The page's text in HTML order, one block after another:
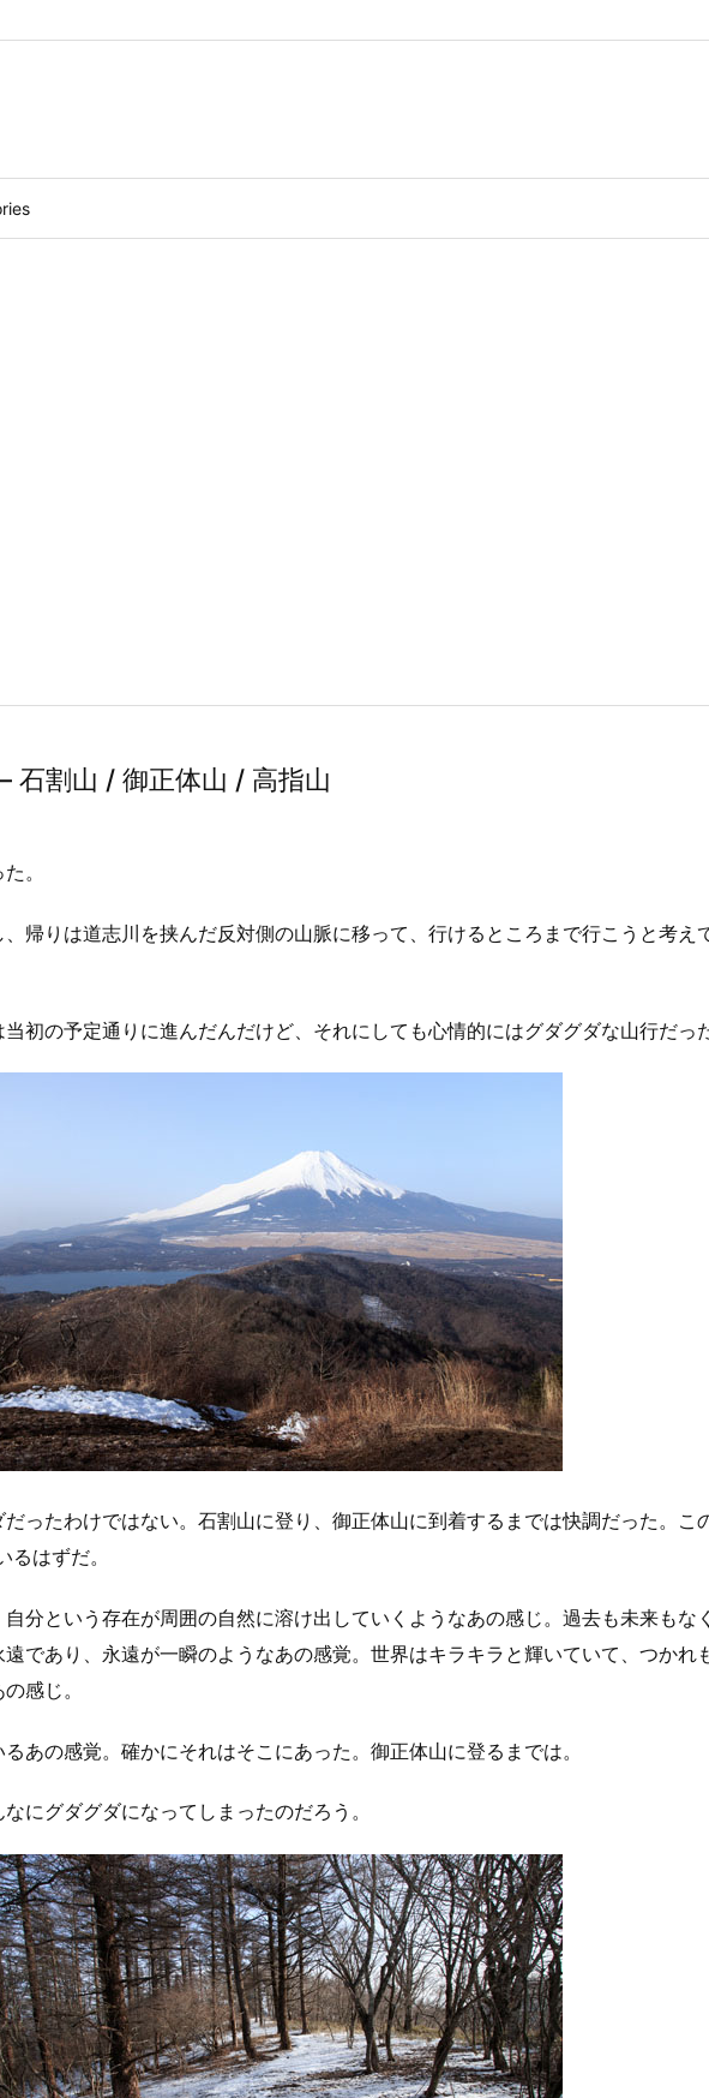
石割山 / 御正体山 / 高指山
。
帰りは道志川を挟んだ反対側の山脈に移って、行けるところまで行こうと考え
初の予定通りに進んだんだけど、それにしても心情的にはグダグダな山行だっ
ったわけではない。石割山に登り、御正体山に到着するまでは快調だった。こ
はずだ。
分という存在が周囲の自然に溶け出していくようなあの感じ。過去も未来もな
であり、永遠が一瞬のようなあの感覚。世界はキラキラと輝いていて、つかれ
感じ。
あの感覚。確かにそれはそこにあった。御正体山に登るまでは。
にグダグダになってしまったのだろう。